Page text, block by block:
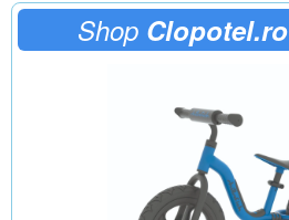
Shop Clopotel.ro